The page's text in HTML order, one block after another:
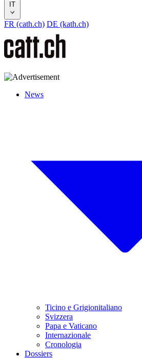
IT
FR (cath.ch) DE (kath.ch)
News
Ticino e Grigionitaliano
Svizzera
Papa e Vaticano
Internazionale
Cronologia
Dossiers